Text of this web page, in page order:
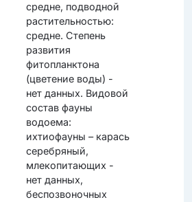
средне, подводной
растительностью:
средне. Степень
развития
фитопланктона
(цветение воды) -
нет данных. Видовой
состав фауны
водоема:
ихтиофауны – карась
серебряный,
млекопитающих -
нет данных,
беспозвоночных